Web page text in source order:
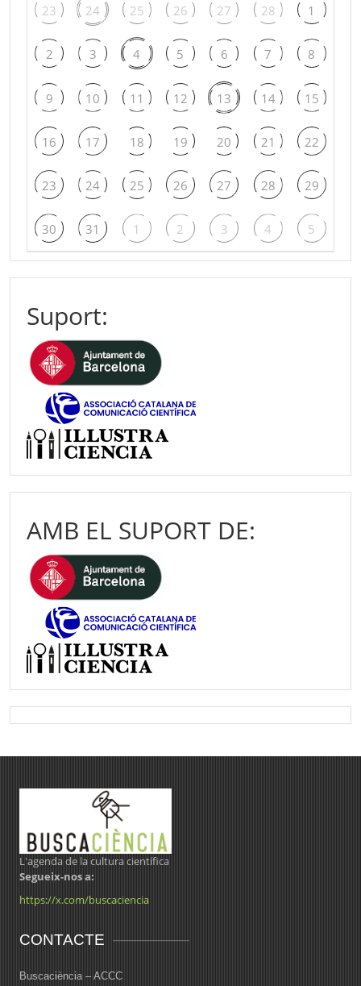
23 24 25 26 27 28 1
2 3 4 5 6 7 8
9 10 11 12 13 14 15
16 17 18 19 20 21 22
23 24 25 26 27 28 29
30 31 1 2 3 4 5
Suport:
AMB EL SUPORT DE:
L'agenda de la cultura científica
Segueix-nos a:
https://x.com/buscaciencia
CONTACTE
Buscaciència – ACCC